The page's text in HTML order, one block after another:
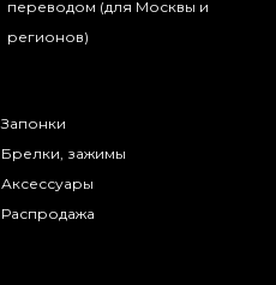
Запонки
Брелки, зажимы
Аксессуары
Распродажа